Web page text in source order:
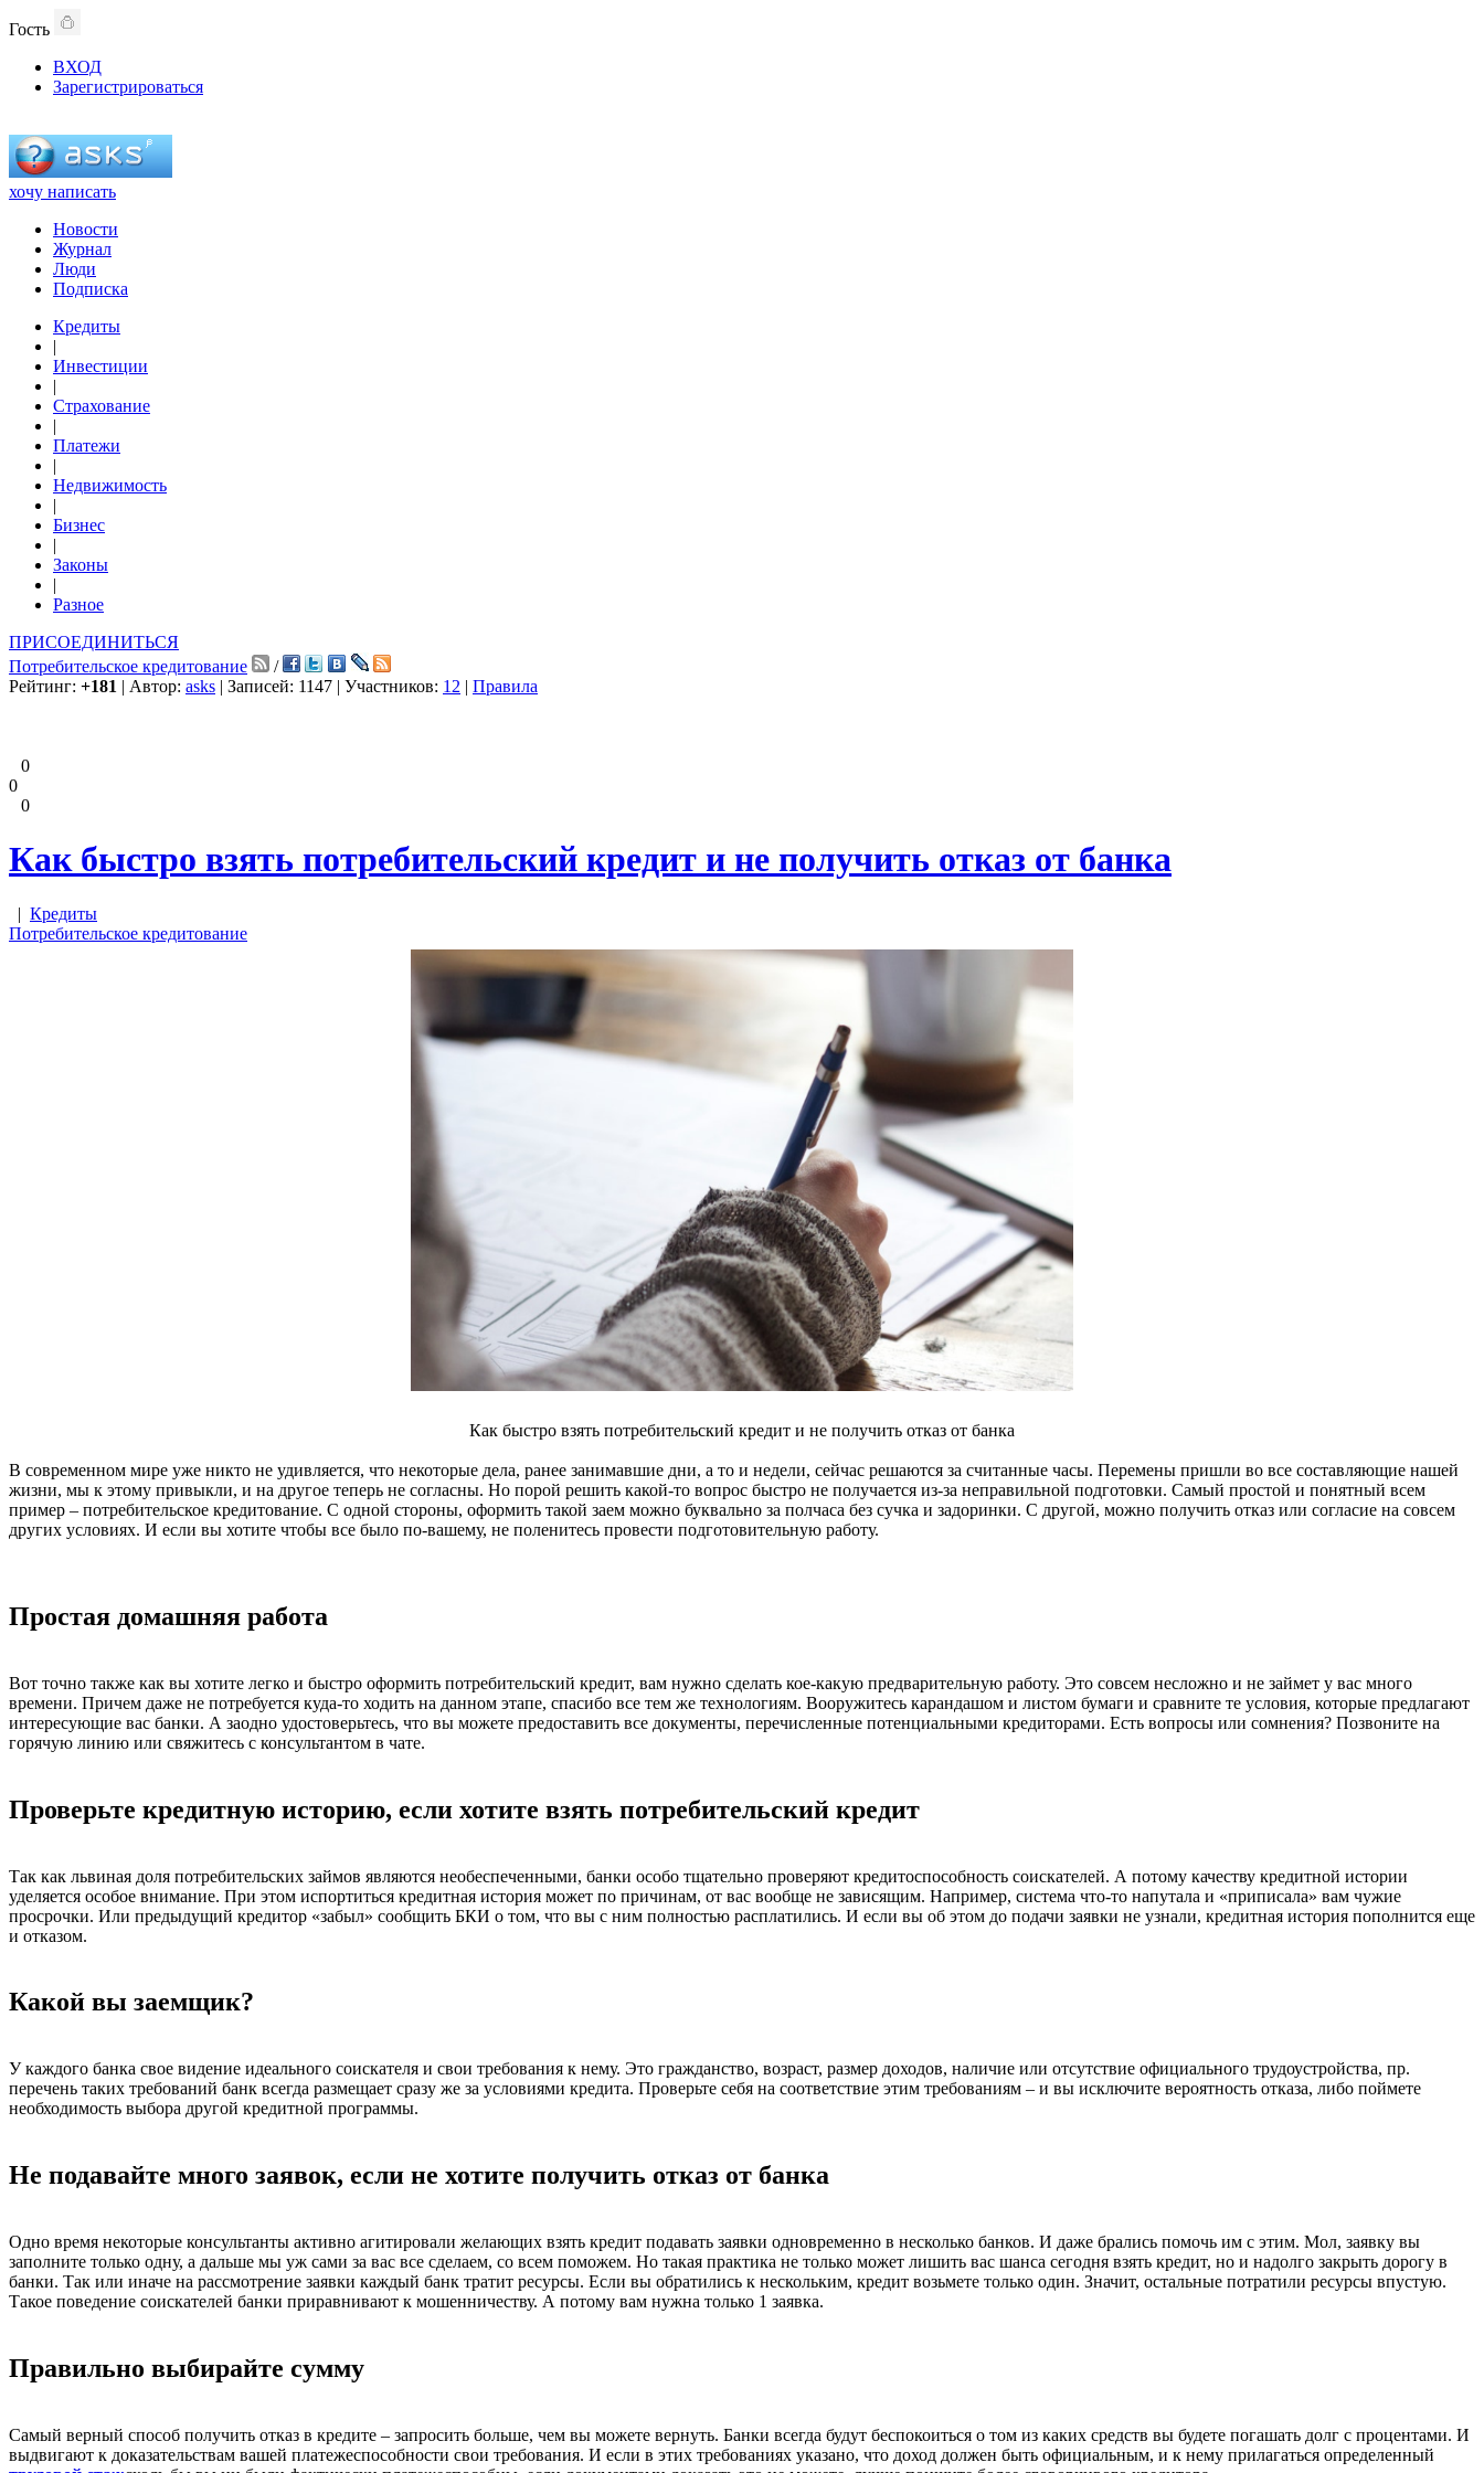
Гость
ВХОД
Зарегистрироваться
хочу написать
Новости
Журнал
Люди
Подписка
Кредиты
|
Инвестиции
|
Страхование
|
Платежи
|
Недвижимость
|
Бизнес
|
Законы
|
Разное
ПРИСОЕДИНИТЬСЯ
Потребительское кредитование
/
Рейтинг: +181 | Автор: asks | Записей: 1147 | Участников: 12 | Правила
0
0
0
Как быстро взять потребительский кредит и не получить отказ от банка
| Кредиты
Потребительское кредитование
Как быстро взять потребительский кредит и не получить отказ от банка
В современном мире уже никто не удивляется, что некоторые дела, ранее занимавшие дни, а то и недели, сейчас решаются за считанные часы. Перемены пришли во все составляющие нашей
жизни, мы к этому привыкли, и на другое теперь не согласны. Но порой решить какой-то вопрос быстро не получается из-за неправильной подготовки. Самый простой и понятный всем
пример – потребительское кредитование. С одной стороны, оформить такой заем можно буквально за полчаса без сучка и задоринки. С другой, можно получить отказ или согласие на совсем
других условиях. И если вы хотите чтобы все было по-вашему, не поленитесь провести подготовительную работу.
Простая домашняя работа
Вот точно также как вы хотите легко и быстро оформить потребительский кредит, вам нужно сделать кое-какую предварительную работу. Это совсем несложно и не займет у вас много
времени. Причем даже не потребуется куда-то ходить на данном этапе, спасибо все тем же технологиям. Вооружитесь карандашом и листом бумаги и сравните те условия, которые предлагают
интересующие вас банки. А заодно удостоверьтесь, что вы можете предоставить все документы, перечисленные потенциальными кредиторами. Есть вопросы или сомнения? Позвоните на
горячую линию или свяжитесь с консультантом в чате.
Проверьте кредитную историю, если хотите взять потребительский кредит
Так как львиная доля потребительских займов являются необеспеченными, банки особо тщательно проверяют кредитоспособность соискателей. А потому качеству кредитной истории
уделяется особое внимание. При этом испортиться кредитная история может по причинам, от вас вообще не зависящим. Например, система что-то напутала и «приписала» вам чужие
просрочки. Или предыдущий кредитор «забыл» сообщить БКИ о том, что вы с ним полностью расплатились. И если вы об этом до подачи заявки не узнали, кредитная история пополнится еще
и отказом.
Какой вы заемщик?
У каждого банка свое видение идеального соискателя и свои требования к нему. Это гражданство, возраст, размер доходов, наличие или отсутствие официального трудоустройства, пр.
перечень таких требований банк всегда размещает сразу же за условиями кредита. Проверьте себя на соответствие этим требованиям – и вы исключите вероятность отказа, либо поймете
необходимость выбора другой кредитной программы.
Не подавайте много заявок, если не хотите получить отказ от банка
Одно время некоторые консультанты активно агитировали желающих взять кредит подавать заявки одновременно в несколько банков. И даже брались помочь им с этим. Мол, заявку вы
заполните только одну, а дальше мы уж сами за вас все сделаем, со всем поможем. Но такая практика не только может лишить вас шанса сегодня взять кредит, но и надолго закрыть дорогу в
банки. Так или иначе на рассмотрение заявки каждый банк тратит ресурсы. Если вы обратились к нескольким, кредит возьмете только один. Значит, остальные потратили ресурсы впустую.
Такое поведение соискателей банки приравнивают к мошенничеству. А потому вам нужна только 1 заявка.
Правильно выбирайте сумму
Самый верный способ получить отказ в кредите – запросить больше, чем вы можете вернуть. Банки всегда будут беспокоиться о том из каких средств вы будете погашать долг с процентами. И
выдвигают к доказательствам вашей платежеспособности свои требования. И если в этих требованиях указано, что доход должен быть официальным, и к нему прилагаться определенный